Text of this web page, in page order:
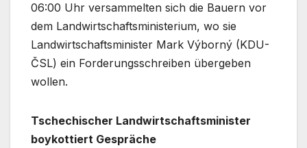
06:00 Uhr versammelten sich die Bauern vor
dem Landwirtschaftsministerium, wo sie
Landwirtschaftsminister Mark Výborný (KDU-
ČSL) ein Forderungsschreiben übergeben
wollen.
Tschechischer Landwirtschaftsminister
boykottiert Gespräche